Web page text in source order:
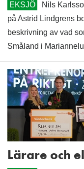
EKSJÖ
Nils
på Astrid Lindgrens
beskrivning av vad
Småland i
Lärare och